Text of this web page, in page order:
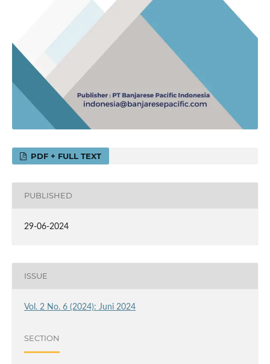
PDF + FULL TEXT
PUBLISHED
29-06-2024
ISSUE
Vol. 2 No. 6 (2024): Juni 2024
SECTION